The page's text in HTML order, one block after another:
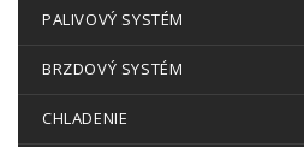
PALIVOVÝ SYSTÉM
BRZDOVÝ SYSTÉM
CHLADENIE